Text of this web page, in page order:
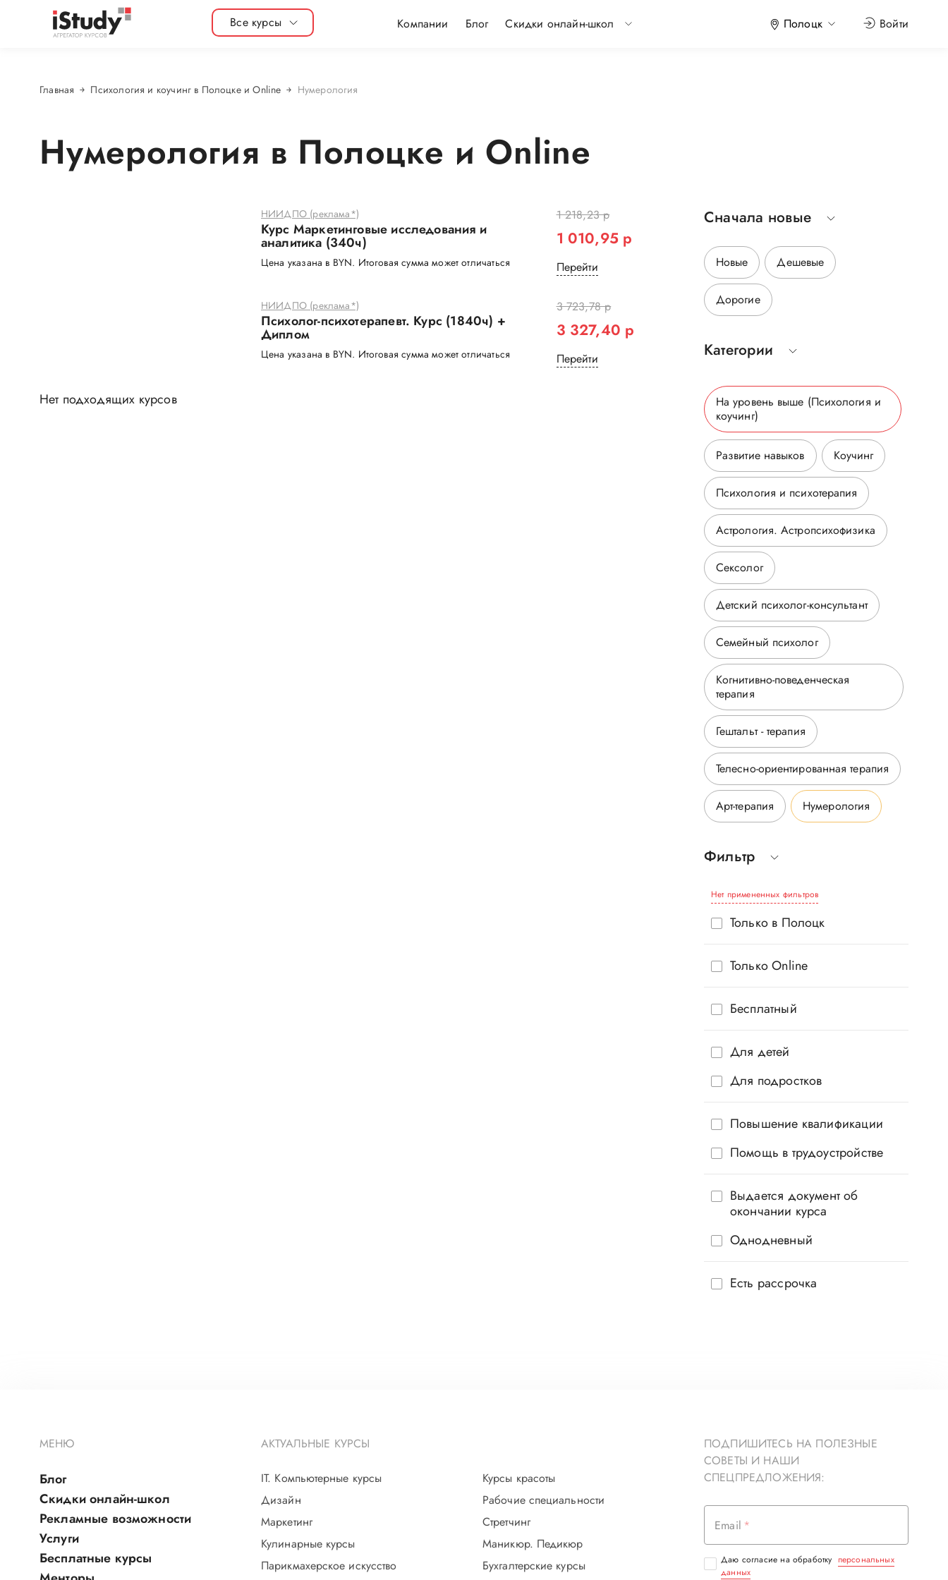
Все курсы Компании Блог Скидки онлайн-школ Полоцк Войти
Главная Психология и коучинг в Полоцке и Online Нумерология
Нумерология в Полоцке и Online
НИИДПО (реклама*)
Курс Маркетинговые исследования и
аналитика (340ч)
Цена указана в BYN. Итоговая сумма может отличаться
1 218,23 р
1 010,95 р
Перейти
НИИДПО (реклама*)
Психолог-психотерапевт. Курс (1840ч) +
Диплом
Цена указана в BYN. Итоговая сумма может отличаться
3 723,78 р
3 327,40 р
Перейти
Нет подходящих курсов
Сначала новые
Новые Дешевые
Дорогие
Категории
На уровень выше (Психология и
коучинг)
Развитие навыков Коучинг
Психология и психотерапия
Астрология. Астропсихофизика
Сексолог
Детский психолог-консультант
Семейный психолог
Когнитивно-поведенческая
терапия
Гештальт - терапия
Телесно-ориентированная терапия
Арт-терапия Нумерология
Фильтр
Нет примененных фильтров
Только в Полоцк
Только Online
Бесплатный
Для детей
Для подростков
Повышение квалификации
Помощь в трудоустройстве
Выдается документ об
окончании курса
Однодневный
Есть рассрочка
МЕНЮ
Блог
Скидки онлайн-школ
Рекламные возможности
Услуги
Бесплатные курсы
АКТУАЛЬНЫЕ КУРСЫ
IT. Компьютерные курсы
Курсы красоты
Дизайн
Рабочие специальности
Маркетинг
Стретчинг
Кулинарные курсы
Маникюр. Педикюр
Парикмахерское искусство
Бухгалтерские курсы
ПОДПИШИТЕСЬ НА ПОЛЕЗНЫЕ
СОВЕТЫ И НАШИ
СПЕЦПРЕДЛОЖЕНИЯ:
Email
Даю согласие на обработку персональных
данных